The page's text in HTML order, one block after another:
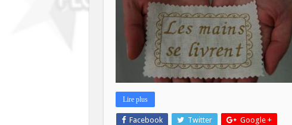
livrent
du
6
février
Lire plus
Facebook Twitter Google +